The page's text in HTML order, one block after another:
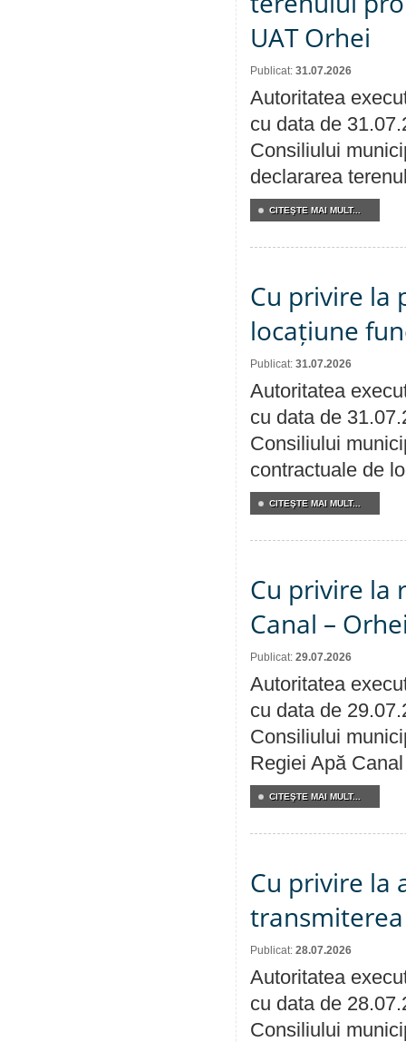
UAT Orhei
Publicat: 31.07.2026
Autoritatea
cu data de
Consiliului
declararea
CITEŞTE MAI MULT...
Cu privire la
locațiune
Publicat: 31.07.2026
Autoritatea
cu data de
Consiliului
contractuale de
CITEŞTE MAI MULT...
Cu privire la
Canal –
Publicat: 29.07.2026
Autoritatea
cu data de
Consiliului
Regiei Apă
CITEŞTE MAI MULT...
Cu privire la
Publicat: 28.07.2026
Autoritatea
cu data de
Consiliului